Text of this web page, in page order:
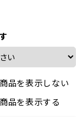
品を表示しない
品を表示する